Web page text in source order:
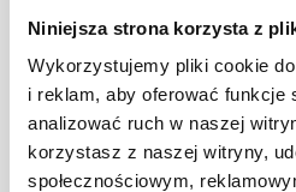
Niniejsza strona korzysta z
Wykorzystujemy pliki cookie
i reklam, aby oferować funkcje
analizować ruch w naszej
korzystasz z naszej witryny,
społecznościowym,
łóżka mogą różnić się od
Podana cena nie obejmuje
dokupić osobno.